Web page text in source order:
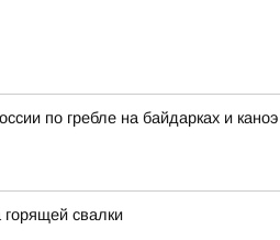
по гребле на байдарках и каноэ
свалки